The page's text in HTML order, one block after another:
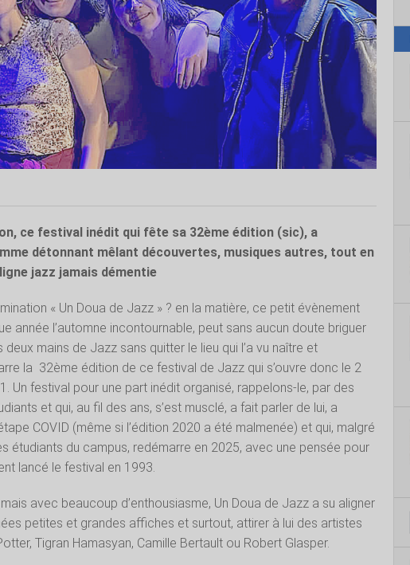
ce festival inédit qui fête sa 32ème édition (sic), a
détonnant mêlant découvertes, musiques autres, tout en
jazz jamais démentie
« Un Doua de Jazz » ? en la matière, ce petit évènement
année l’automne incontournable, peut sans aucun doute briguer
mains de Jazz sans quitter le lieu qui l’a vu naître et
la 32ème édition de ce festival de Jazz qui s’ouvre donc le 2
Un festival pour une part inédit organisé, rappelons-le, par des
et qui, au fil des ans, s’est musclé, a fait parler de lui, a
COVID (même si l’édition 2020 a été malmenée) et qui, malgré
étudiants du campus, redémarre en 2025, avec une pensée pour
lancé le festival en 1993.
avec beaucoup d’enthousiasme, Un Doua de Jazz a su aligner
petites et grandes affiches et surtout, attirer à lui des artistes
Tigran Hamasyan, Camille Bertault ou Robert Glasper.